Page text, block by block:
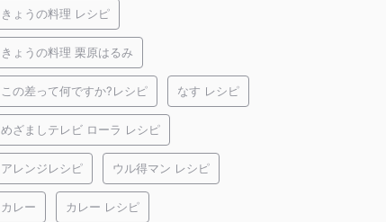
きょうの料理 レシピ
きょうの料理 栗原はるみ
この差って何ですか?レシピ なす レシピ
めざましテレビ ローラ レシピ
アレンジレシピ ウル得マン レシピ
カレー カレー レシピ